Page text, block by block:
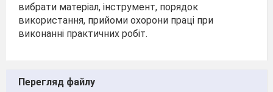
вибрати матеріал, інструмент, порядок
використання, прийоми охорони праці при
виконанні практичних робіт.
Перегляд файлу